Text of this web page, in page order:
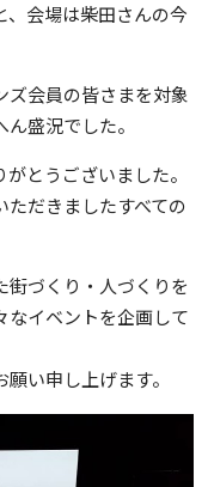
、会場は柴田さんの今
ズ会員の皆さまを対象
盛況でした。
とうございました。
ただきましたすべての
街づくり・人づくりを
なイベントを企画して
い申し上げます。